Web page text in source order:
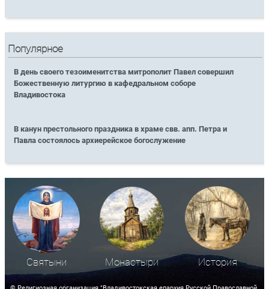
Популярное
В день своего тезоименитства митрополит Павел совершил
Божественную литургию в кафедральном соборе
Владивостока
В канун престольного праздника в храме свв. апп. Петра и
Павла состоялось архиерейское богослужение
Святыни Монастыри История